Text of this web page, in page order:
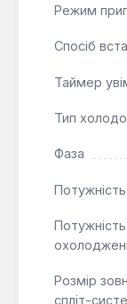
рішенням для
комфортної
Режим
Спосіб
Таймер
Тип
Фаза
Розмір
спліт-